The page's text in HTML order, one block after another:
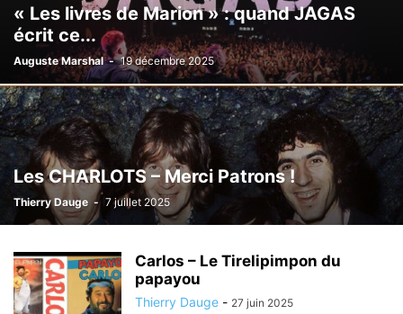
« Les livres de Marion » : quand JAGAS
écrit ce...
Auguste Marshal - 19 décembre 2025
Les CHARLOTS – Merci Patrons !
Thierry Dauge - 7 juillet 2025
Carlos – Le Tirelipimpon du
papayou
Thierry Dauge - 27 juin 2025